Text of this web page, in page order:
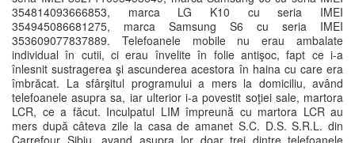
354814093666853, marca LG K10 cu seria IMEI
354945086681275, marca Samsung S6 cu seria IMEI
353609077837889. Telefoanele mobile nu erau ambalate
individual în cutii, ci erau învelite în folie antişoc, fapt ce i-a
înlesnit sustragerea şi ascunderea acestora în haina cu care era
îmbrăcat. La sfârşitul programului a mers la domiciliu, având
telefoanele asupra sa, iar ulterior i-a povestit soţiei sale, martora
LCR, ce a făcut. Inculpatul LIM împreună cu martora LCR au
mers după câteva zile la casa de amanet S.C. D.S. S.R.L. din
Carrefour Sibiu, avand asupra lor doar trei dintre telefoanele